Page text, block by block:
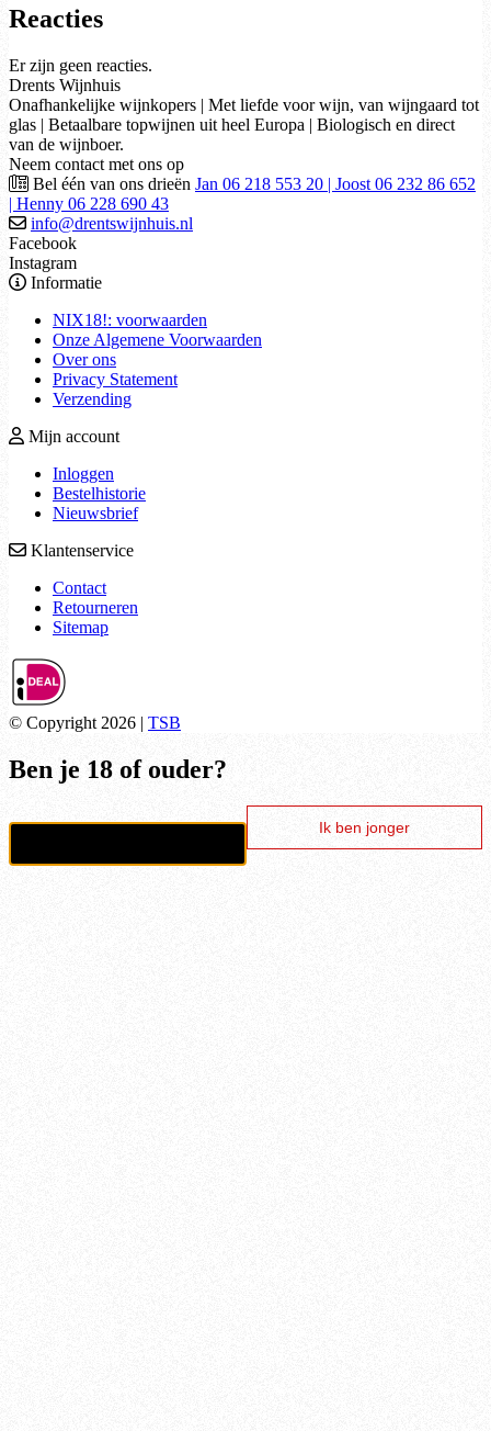
Reacties
Er zijn geen reacties.
Drents Wijnhuis
Onafhankelijke wijnkopers | Met liefde voor wijn, van wijngaard tot
glas | Betaalbare topwijnen uit heel Europa | Biologisch en direct
van de wijnboer.
Neem contact met ons op
Bel één van ons drieën Jan 06 218 553 20 | Joost 06 232 86 652
| Henny 06 228 690 43
info@drentswijnhuis.nl
Facebook
Instagram
Informatie
NIX18!: voorwaarden
Onze Algemene Voorwaarden
Over ons
Privacy Statement
Verzending
Mijn account
Inloggen
Bestelhistorie
Nieuwsbrief
Klantenservice
Contact
Retourneren
Sitemap
© Copyright 2026 | TSB
Ben je 18 of ouder?
Ik ben jonger